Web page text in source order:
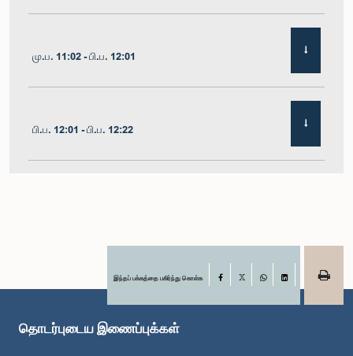
மு.ப. 11:02 - பி.ப. 12:01
பி.ப. 12:01 - பி.ப. 12:22
பி.ப. 1:00 - பி.ப. 1:11இந்தப் பக்கத்தை பகிர்ந்து கொள்க Facebook
LinkedIn
தொடர்புடைய இணைப்புக்கள்